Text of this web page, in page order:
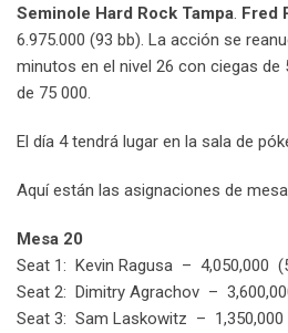
Seminole Hard Rock Tampa Fred
6.975.000 (93 bb). La acción se
minutos en el nivel 26 con ciegas de
de 75 000.
El día 4 tendrá lugar en la sala de
Aquí están las asignaciones de
Mesa 20
Seat 1: Kevin Ragusa – 4,050,000
Seat 2: Dimitry Agrachov –
Seat 3: Sam Laskowitz –